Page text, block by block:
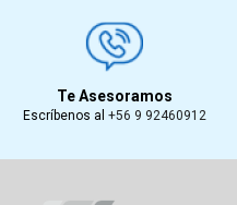
Te Asesoramos
Escríbenos al +56 9 92460912